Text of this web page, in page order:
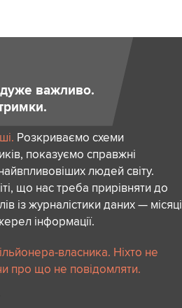
важливо.
Розкриваємо схеми
показуємо справжні
людей світу.
що нас треба прирівняти до
із журналістики даних — місяці
інформації.
власника. Ніхто не
про що не повідомляти.